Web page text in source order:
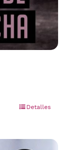
Detalles